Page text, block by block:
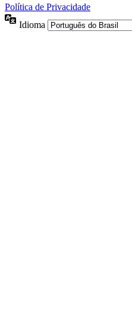
Política de Privacidade
Idioma